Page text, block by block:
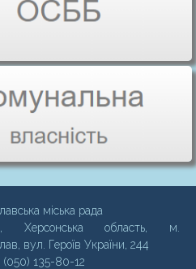
міська рада
Херсонська область, м.
вул. Героїв України, 244
135-80-12